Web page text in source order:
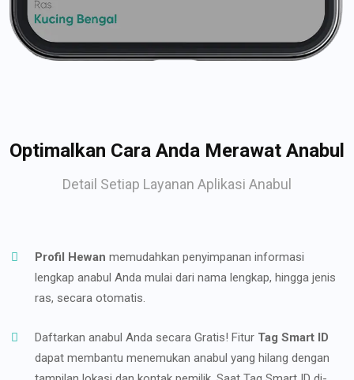
Optimalkan Cara Anda Merawat Anabul
Detail Setiap Layanan Aplikasi Anabul
Profil Hewan memudahkan penyimpanan informasi
lengkap anabul Anda mulai dari nama lengkap, hingga jenis
ras, secara otomatis.
Daftarkan anabul Anda secara Gratis! Fitur Tag Smart ID
dapat membantu menemukan anabul yang hilang dengan